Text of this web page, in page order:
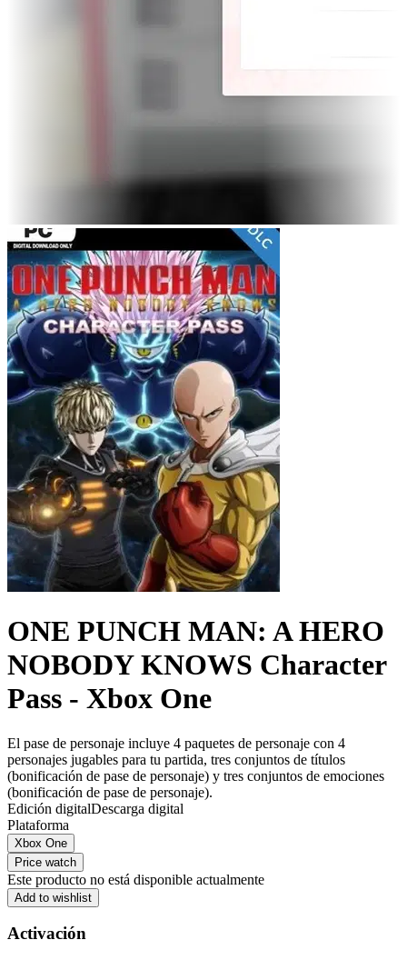
ONE PUNCH MAN: A HERO
NOBODY KNOWS Character
Pass - Xbox One
El pase de personaje incluye 4 paquetes de personaje con 4
personajes jugables para tu partida, tres conjuntos de títulos
(bonificación de pase de personaje) y tres conjuntos de emociones
(bonificación de pase de personaje).
Edición digitalDescarga digital
Plataforma
Xbox One
Price watch
Este producto no está disponible actualmente
Add to wishlist
Activación